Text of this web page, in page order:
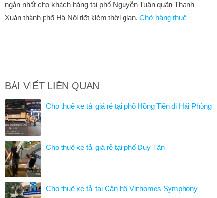
ngắn nhất cho khách hàng tại phố Nguyễn Tuân quận Thanh
Xuân thành phố Hà Nội tiết kiệm thời gian. Chở hàng thuê
BÀI VIẾT LIÊN QUAN
Cho thuê xe tải giá rẻ tại phố Hồng Tiến đi Hải Phòng
Cho thuê xe tải giá rẻ tại phố Duy Tân
Cho thuê xe tải tại Căn hộ Vinhomes Symphony